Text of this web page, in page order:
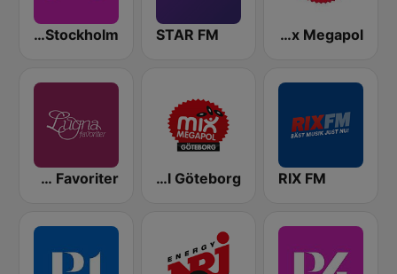
Mix Megapol
STAR FM
Sveriges Radio P4 Stockholm
RIX FM
Mix Megapol Göteborg
Lugna Favoriter